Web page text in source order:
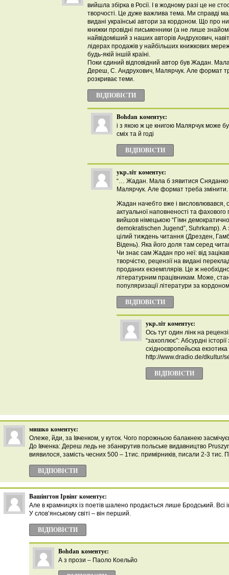
вийшла збірка в Росії. І в жодному разі це не
творчості. Це дуже важлива тема. Ми справді
видані українські автори за кордоном. Що про
книжки провідні письменники (а не лише
найвідоміший з наших авторів Андрухович,
лідерах продажів у найбільших книжкових
будь-якій іншій країні.
Поки єдиний відповідний автор був Жадан.
Дереш, С. Андрухович, Малярчук. Але формат
розкриває теми.
ВІДПОВІCТИ
Bohdan коментує:
і з якою ж це книгою Малярчук може
сміх та й годі
ВІДПОВІCТИ
укр.літ коментує:
“… Жадан. Мала б зявитися
Малярчук. Але формат треба змінити.
Жадан начебто вже і висловлювався,
актуальної наповненості та фахового
вийшов німецькою “Гімн
demokratischen Jugend”, Suhrkamp). А
цілий тиждень читання (Дрезден,
Відень). Яка його доля там серед
Чи знає сам Жадан про неї: від
творчістю, рецензії на видані
проданих екземплярів. Це ж
літературним працівникам. Може,
популяризації літератури за
ВІДПОВІCТИ
укр.літ коментує:
Ось тут один лінк на
“захоплює”: Абсурдні
східноєвропейьска екзотика
http://www.dradio.de/dkultur/
ВІДПОВІCТИ
мишко коментує:
Олеже, йди, за Івченком, у куток. Чого порожньою балакнею
До Івченка: Дереш ледь не збанкрутив польське видавництво
виявилося, замість чесних 500 – 1тис. примірників, писали 2-3 тис.
ВІДПОВІCТИ
Bашінгтон Ірвінг коментує:
Aле в крамницях із поетів шалено продається лише Бродський. Всі
У слов’янському світі – він перший.
ВІДПОВІCТИ
Bohdan коментує:
А з прози – Паоло Коельйо